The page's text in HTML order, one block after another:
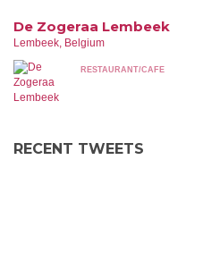
De Zogeraa Lembeek
Lembeek, Belgium
RESTAURANT/CAFE
RECENT TWEETS